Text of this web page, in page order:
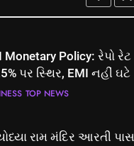
બનાવાયા ઉમેદવાર
Monetary Policy: રેપો રેટ
પર સ્થિર, EMI નહીં ઘટે
TOP NEWS
રામ મંદિર આરતી પાસ